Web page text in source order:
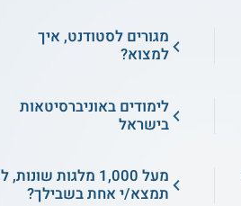
מגורים לסטודנט, איך
למצוא?
לימודים באוניברסיטאות
בישראל
מעל 1,000 מלגות
תמצא/י אחת בשבילך?